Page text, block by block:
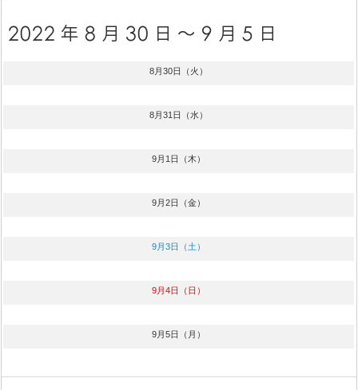
8月30日（火）
8月31日（水）
9月1日（木）
9月2日（金）
9月3日（土）
9月4日（日）
9月5日（月）